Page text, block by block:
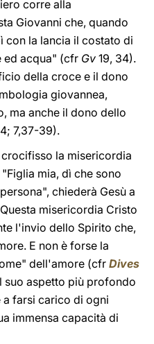
corre alla
Giovanni che, quando
con la lancia il costato di
ed acqua" (cfr Gv 19, 34).
della croce e il dono
giovannea,
ma anche il dono dello
7,37-39).
la misericordia
mia, dì che sono
chiederà Gesù a
misericordia Cristo
l'invio dello Spirito che,
E non è forse la
dell'amore (cfrDives
suo aspetto più profondo
a farsi carico di ogni
immensa capacità di